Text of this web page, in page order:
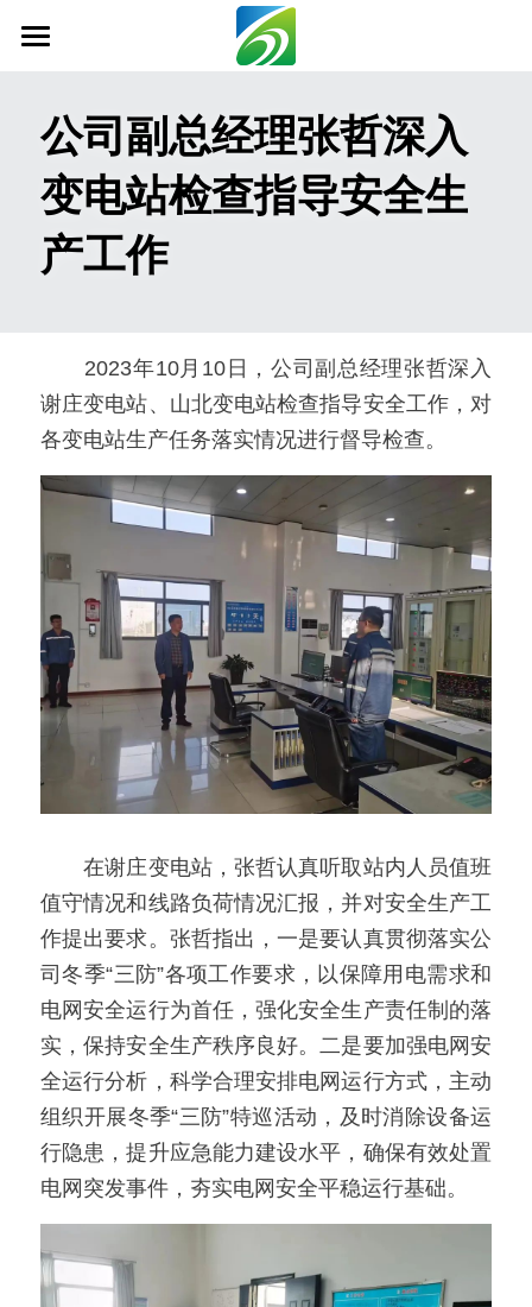
关于我们
新闻资讯
信息公开
业务范围
科技创新
搜索
公司副总经理张哲深入
变电站检查指导安全生
产工作
2023年10月10日，公司副总经理张哲深入
谢庄变电站、山北变电站检查指导安全工作，对
各变电站生产任务落实情况进行督导检查。
在谢庄变电站，张哲认真听取站内人员值班
值守情况和线路负荷情况汇报，并对安全生产工
作提出要求。张哲指出，一是要认真贯彻落实公
司冬季“三防”各项工作要求，以保障用电需求和
电网安全运行为首任，强化安全生产责任制的落
实，保持安全生产秩序良好。二是要加强电网安
全运行分析，科学合理安排电网运行方式，主动
组织开展冬季“三防”特巡活动，及时消除设备运
行隐患，提升应急能力建设水平，确保有效处置
电网突发事件，夯实电网安全平稳运行基础。